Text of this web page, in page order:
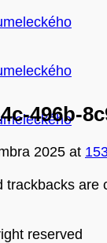
496b-
2025 at
trackbacks are
reserved